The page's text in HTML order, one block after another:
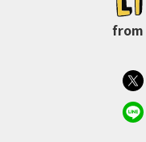
from